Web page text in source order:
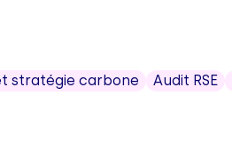
stratégie carbone Audit RSE